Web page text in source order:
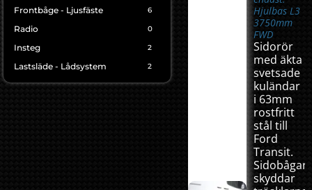
Frontbåge - Ljusfäste 6
Radio 0
Insteg 2
Lastsläde - Lådsystem 2
Hjulbas L3
3750mm
FWD
Sidorör
med äkta
svetsade
kuländar
i 63mm
rostfritt
stål till
Ford
Transit.
skyddar